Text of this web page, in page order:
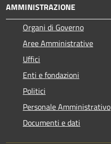
AMMINISTRAZIONE
Organi di Governo
Aree Amministrative
Uffici
Enti e fondazioni
Politici
Personale Amministrativo
Documenti e dati